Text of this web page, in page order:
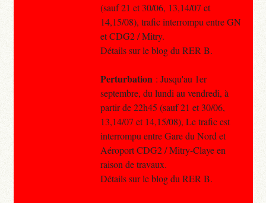
(sauf 21 et 30/06, 13,14/07 et
14,15/08), trafic interrompu entre GN
et CDG2 / Mitry.
Détails sur le blog du RER B.
Perturbation : Jusqu'au 1er
septembre, du lundi au vendredi, à
partir de 22h45 (sauf 21 et 30/06,
13,14/07 et 14,15/08), Le trafic est
interrompu entre Gare du Nord et
Aéroport CDG2 / Mitry-Claye en
raison de travaux.
Détails sur le blog du RER B.